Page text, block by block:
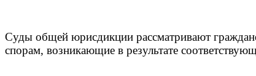
Суды общей юрисдикции рассматривают
спорам, возникающие в результате